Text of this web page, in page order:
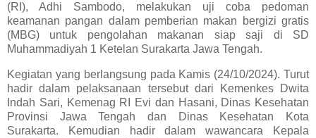
(RI), Adhi Sambodo, melakukan uji coba pedoman
keamanan pangan dalam pemberian makan bergizi gratis
(MBG) untuk pengolahan makanan siap saji di SD
Muhammadiyah 1 Ketelan Surakarta Jawa Tengah.
Kegiatan yang berlangsung pada Kamis (24/10/2024). Turut
hadir dalam pelaksanaan tersebut dari Kemenkes Dwita
Indah Sari, Kemenag RI Evi dan Hasani, Dinas Kesehatan
Provinsi Jawa Tengah dan Dinas Kesehatan Kota
Surakarta. Kemudian hadir dalam wawancara Kepala